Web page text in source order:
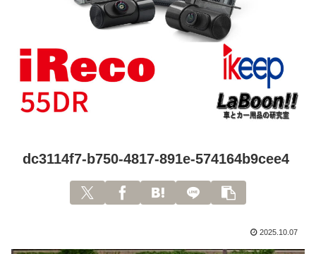
dc3114f7-b750-4817-891e-574164b9cee4
2025.10.07